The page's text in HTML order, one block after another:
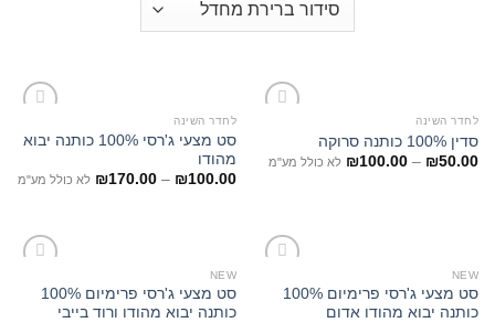
לחדר השינה
סדין 100% כותנה סרוקה
₪50.00
–
₪100.00 לא כולל מע"מ
לחדר השינה
סט מצעי ג'רסי 100% כותנה יבוא
מהודו
₪100.00
–
₪170.00 לא כולל מע"מ
NEW
סט מצעי ג'רסי פרימיום 100%
כותנה יבוא מהודו אדום
NEW
סט מצעי ג'רסי פרימיום 100%
כותנה יבוא מהודו ורוד בייבי